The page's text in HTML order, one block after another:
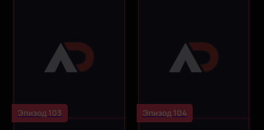
Эпизод 103 Эпизод 104